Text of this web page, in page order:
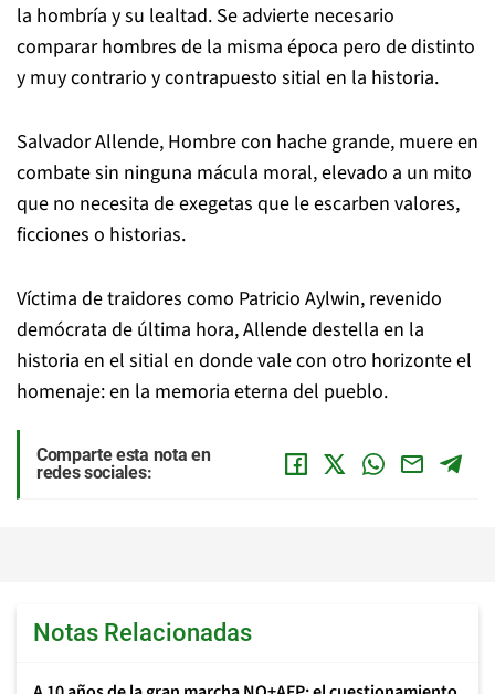
la hombría y su lealtad. Se advierte necesario
comparar hombres de la misma época pero de distinto
y muy contrario y contrapuesto sitial en la historia.
Salvador Allende, Hombre con hache grande, muere en
combate sin ninguna mácula moral, elevado a un mito
que no necesita de exegetas que le escarben valores,
ficciones o historias.
Víctima de traidores como Patricio Aylwin, revenido
demócrata de última hora, Allende destella en la
historia en el sitial en donde vale con otro horizonte el
homenaje: en la memoria eterna del pueblo.
Comparte esta nota en
redes sociales:
Notas Relacionadas